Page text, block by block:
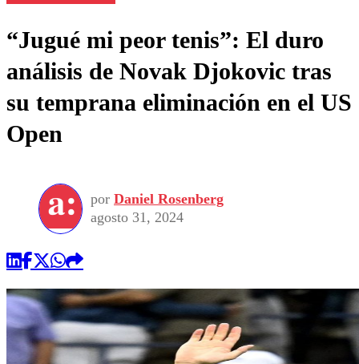
“Jugué mi peor tenis”: El duro
análisis de Novak Djokovic tras
su temprana eliminación en el US
Open
por Daniel Rosenberg
agosto 31, 2024